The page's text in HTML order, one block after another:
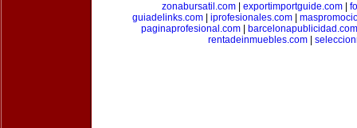
zonabursatil.com
exportimportguide.com
guiadelinks.com
iprofesionales.com
paginaprofesional.com|
barcelonapublicidad.com
rentadeinmuebles.com|